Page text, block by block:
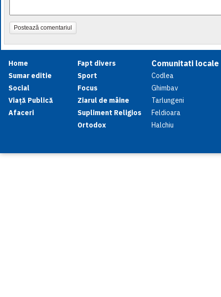
Postează comentariul
Home
Sumar editie
Social
Viață Publică
Afaceri
Fapt divers
Sport
Focus
Ziarul de mâine
Supliment Religios
Ortodox
Comunitati locale
Codlea
Ghimbav
Tarlungeni
Feldioara
Halchiu